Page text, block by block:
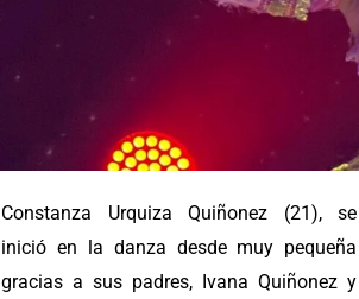
Constanza Urquiza Quiñonez (21), se
inició en la danza desde muy pequeña
gracias a sus padres, Ivana Quiñonez y